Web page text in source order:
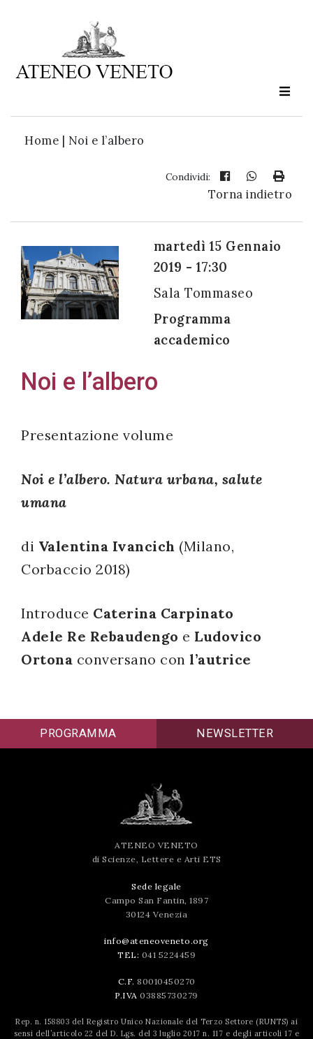
Home | Noi e l’albero
Condividi:
Torna indietro
martedì 15 Gennaio
2019 - 17:30
Sala Tommaseo
Programma
accademico
Noi e l’albero
Presentazione volume
Noi e l’albero. Natura urbana, salute
umana
di Valentina Ivancich (Milano,
Corbaccio 2018)
Introduce Caterina Carpinato
Adele Re Rebaudengo e Ludovico
Ortona conversano con l’autrice
Ateneo
è
cultura
newsletter:
Acconsento
miei dati
accordo
decreto
196/03
Registrazione
successo!
PROGRAMMA NEWSLETTER
ATENEO VENETO
di Scienze, Lettere e Arti ETS
Sede legale
Campo San Fantin, 1897
30124 Venezia
info@ateneoveneto.org
TEL: 041 5224459
C.F. 80010450270
P.IVA 03885730279
Rep. n. 158803 del Registro Unico Nazionale del Terzo Settore (RUNTS) ai
sensi dell’articolo 22 del D. Lgs. del 3 luglio 2017 n. 117 e degli articoli 17 e